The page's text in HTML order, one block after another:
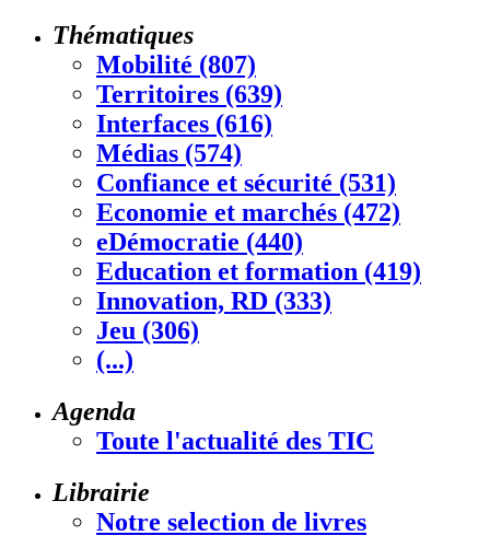
Thématiques
Mobilité (807)
Territoires (639)
Interfaces (616)
Médias (574)
Confiance et sécurité (531)
Economie et marchés (472)
eDémocratie (440)
Education et formation (419)
Innovation, RD (333)
Jeu (306)
(...)
Agenda
Toute l'actualité des TIC
Librairie
Notre selection de livres